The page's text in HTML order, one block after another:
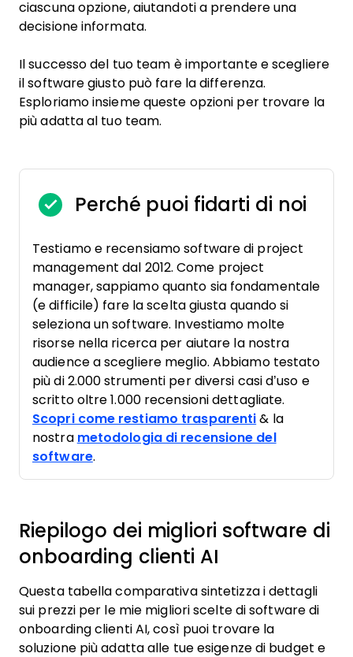
ciascuna opzione, aiutandoti a prendere una
decisione informata.
Il successo del tuo team è importante e scegliere
il software giusto può fare la differenza.
Esploriamo insieme queste opzioni per trovare la
più adatta al tuo team.
Perché puoi fidarti di noi
Testiamo e recensiamo software di project
management dal 2012. Come project
manager, sappiamo quanto sia fondamentale
(e difficile) fare la scelta giusta quando si
seleziona un software. Investiamo molte
risorse nella ricerca per aiutare la nostra
audience a scegliere meglio. Abbiamo testato
più di 2.000 strumenti per diversi casi d’uso e
scritto oltre 1.000 recensioni dettagliate.
Scopri come restiamo trasparenti & la
nostra metodologia di recensione del
software.
Riepilogo dei migliori software di
onboarding clienti AI
Questa tabella comparativa sintetizza i dettagli
sui prezzi per le mie migliori scelte di software di
onboarding clienti AI, così puoi trovare la
soluzione più adatta alle tue esigenze di budget e